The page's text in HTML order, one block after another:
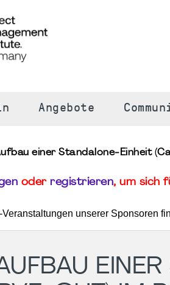
Angebote
einer Standalone‑Einheit
oder registrieren, um sich
unserer Sponsoren
EINER